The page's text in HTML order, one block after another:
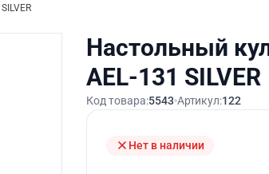
Настольный
AEL-131 SILVER
Код товара:5543 Артикул:122
Нет в наличии